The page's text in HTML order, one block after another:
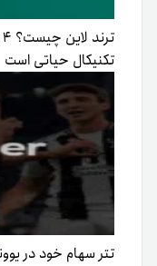
تکنیکال حیاتی است
تتر سهام خود در